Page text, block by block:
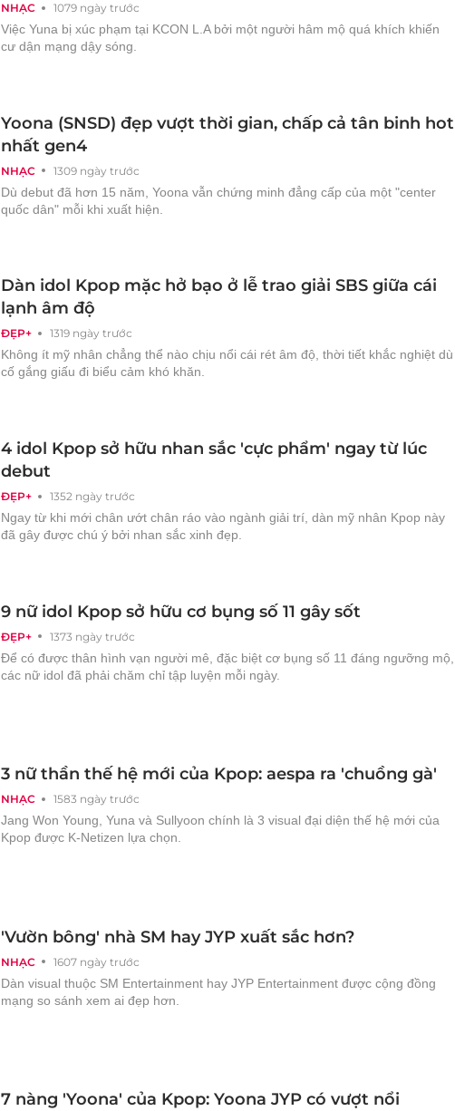
NHẠC 1079 ngày trước
Việc Yuna bị xúc phạm tại KCON L.A bởi một người hâm mộ quá khích khiến
cư dận mạng dậy sóng.
NHẠC 1309 ngày trước
Yoona (SNSD) đẹp vượt thời gian, chấp cả tân binh hot
nhất gen4
Dù debut đã hơn 15 năm, Yoona vẫn chứng minh đẳng cấp của một "center
quốc dân" mỗi khi xuất hiện.
ĐẸP+ 1319 ngày trước
Dàn idol Kpop mặc hở bạo ở lễ trao giải SBS giữa cái
lạnh âm độ
Không ít mỹ nhân chẳng thể nào chịu nổi cái rét âm độ, thời tiết khắc nghiệt dù
cố gắng giấu đi biểu cảm khó khăn.
ĐẸP+ 1352 ngày trước
4 idol Kpop sở hữu nhan sắc 'cực phẩm' ngay từ lúc
debut
Ngay từ khi mới chân ướt chân ráo vào ngành giải trí, dàn mỹ nhân Kpop này
đã gây được chú ý bởi nhan sắc xinh đẹp.
ĐẸP+ 1373 ngày trước
9 nữ idol Kpop sở hữu cơ bụng số 11 gây sốt
Để có được thân hình vạn người mê, đặc biệt cơ bụng số 11 đáng ngưỡng mộ,
các nữ idol đã phải chăm chỉ tập luyện mỗi ngày.
NHẠC 1583 ngày trước
3 nữ thần thế hệ mới của Kpop: aespa ra 'chuồng gà'
Jang Won Young, Yuna và Sullyoon chính là 3 visual đại diện thế hệ mới của
Kpop được K-Netizen lựa chọn.
NHẠC 1607 ngày trước
'Vườn bông' nhà SM hay JYP xuất sắc hơn?
Dàn visual thuộc SM Entertainment hay JYP Entertainment được cộng đồng
mạng so sánh xem ai đẹp hơn.
7 nàng 'Yoona' của Kpop: Yoona JYP có vượt nổi